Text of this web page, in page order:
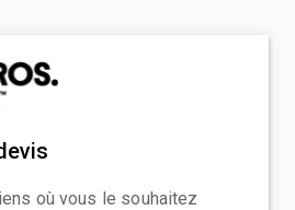
où vous le souhaitez